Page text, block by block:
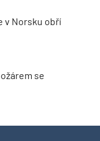
v Norsku obří
se